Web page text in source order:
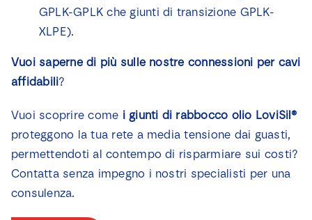
GPLK-GPLK che giunti di transizione GPLK-
XLPE).
Vuoi saperne di più sulle nostre connessioni per cavi
affidabili?
Vuoi scoprire come i giunti di rabbocco olio LoviSil®
proteggono la tua rete a media tensione dai guasti,
permettendoti al contempo di risparmiare sui costi?
Contatta senza impegno i nostri specialisti per una
consulenza.